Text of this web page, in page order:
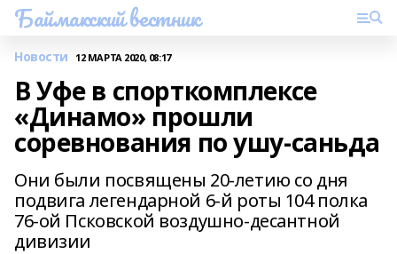
Баймакский вестник
Новости 12 МАРТА 2020, 08:17
В Уфе в спорткомплексе
«Динамо» прошли
соревнования по ушу-саньда
Они были посвящены 20-летию со дня
подвига легендарной 6-й роты 104 полка
76-ой Псковской воздушно-десантной
дивизии